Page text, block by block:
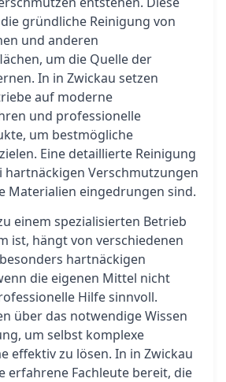
gründliche Reinigung von
und anderen
um die Quelle der
In in Zwickau setzen
auf moderne
und professionelle
um bestmögliche
Eine detaillierte Reinigung
hartnäckigen Verschmutzungen
Materialien eingedrungen sind.
einem spezialisierten Betrieb
ist, hängt von verschiedenen
hartnäckigen
die eigenen Mittel nicht
Hilfe sinnvoll.
über das notwendige Wissen
um selbst komplexe
effektiv zu lösen. In in Zwickau
erfahrene Fachleute bereit, die